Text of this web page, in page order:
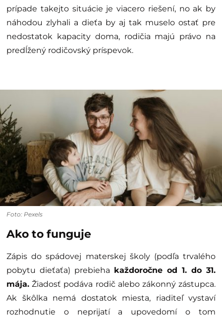
prípade takejto situácie je viacero riešení, no ak by
náhodou zlyhali a dieťa by aj tak muselo ostať pre
nedostatok kapacity doma, rodičia majú právo na
predĺžený rodičovský príspevok.
Foto: Pexels
Ako to funguje
Zápis do spádovej materskej školy (podľa trvalého
pobytu dieťaťa) prebieha každoročne od 1. do 31.
mája. Žiadosť podáva rodič alebo zákonný zástupca.
Ak škôlka nemá dostatok miesta, riaditeľ vystaví
rozhodnutie o neprijatí a upovedomí o tom